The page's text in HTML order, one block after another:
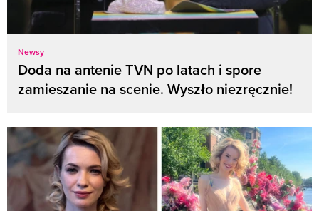
Newsy
Doda na antenie TVN po latach i spore
zamieszanie na scenie. Wyszło niezręcznie!